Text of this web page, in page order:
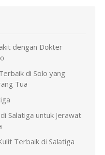
dengan Dokter
di Solo yang
Tua
Salatiga untuk Jerawat
Terbaik di Salatiga